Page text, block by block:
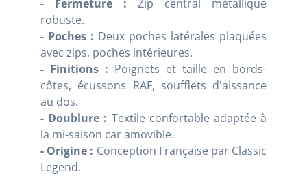
- Fermeture : Zip central métallique
robuste.
- Poches : Deux poches latérales plaquées
avec zips, poches intérieures.
- Finitions : Poignets et taille en bords-
côtes, écussons RAF, soufflets d'aissance
au dos.
- Doublure : Textile confortable adaptée à
la mi-saison car amovible.
- Origine : Conception Française par Classic
Legend.